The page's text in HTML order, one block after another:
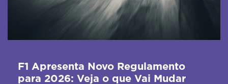
F1 Apresenta Novo Regulamento
para 2026: Veja o que Vai Mudar